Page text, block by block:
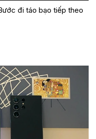
đi táo bạo tiếp theo